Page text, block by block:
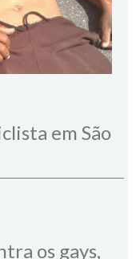
em São
os gays,